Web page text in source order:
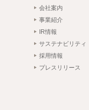
会社案内
事業紹介
IR情報
サステナビリティ
採用情報
プレスリリース